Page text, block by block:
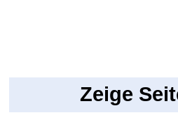
Zeige